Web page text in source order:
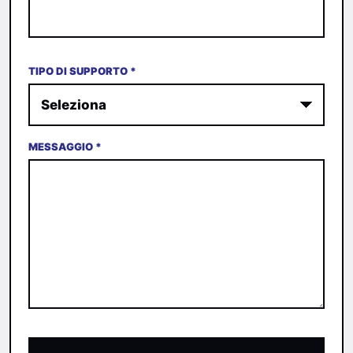
TIPO DI SUPPORTO *
MESSAGGIO *